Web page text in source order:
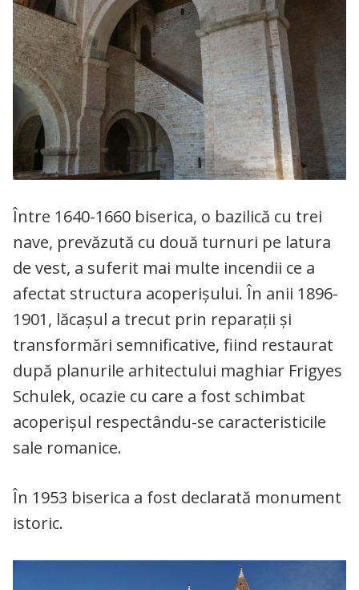
Între 1640-1660 biserica, o bazilică cu trei
nave, prevăzută cu două turnuri pe latura
de vest, a suferit mai multe incendii ce a
afectat structura acoperișului. În anii 1896-
1901, lăcașul a trecut prin reparații și
transformări semnificative, fiind restaurat
după planurile arhitectului maghiar Frigyes
Schulek, ocazie cu care a fost schimbat
acoperișul respectându-se caracteristicile
sale romanice.
În 1953 biserica a fost declarată monument
istoric.